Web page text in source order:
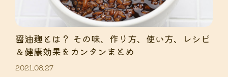
醤油麹とは？ その味、作り方、使い方、レシピ
＆健康効果をカンタンまとめ
2021.08.27